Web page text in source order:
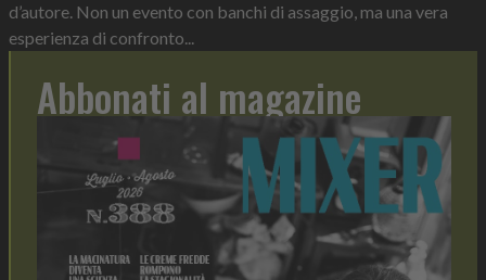
d’autore. Non un evento con banchi di assaggio, ma una vera
esperienza di confronto...
Abbonati al magazine